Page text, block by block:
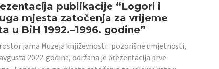
publikacije “Logori i
mjesta zatočenja za vrijeme
u BiH 1992.–1996. godine”
Muzeja književnosti i pozorišne umjetnosti,
2022. godine, održana je prezentacija prve